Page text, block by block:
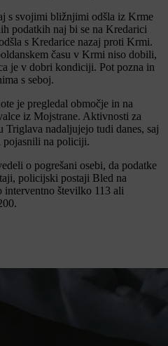
s svojimi bližnjimi odšla iz Krme
podatkih naj bi se na Kredarici
s Kredarice nazaj proti Krmi.
času v Krmi niso dobili,
je v dobri kondiciji. Pot pozna in
s seboj.
je pregledal območje in na
iz Mojstrane. Aktivnosti za
Triglava nadaljujejo tudi danes, saj
pojasnili na policiji.
o pogrešani osebi, da podatke
policijski postaji Bled na
številko 113 ali